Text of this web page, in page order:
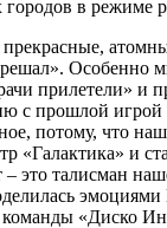
в режиме
Особенно
прилетели» и
с прошлой игрой
потому, что
«Галактика» и
это талисман
эмоциями
команды «Диско